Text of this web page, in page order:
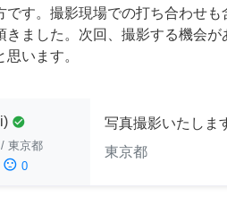
です。撮影現場での打ち合わせも
きました。次回、撮影する機会が
います。
check_circle
/ 東京都
sentiment_dissatisfied 0
写真撮影いたしま
東京都